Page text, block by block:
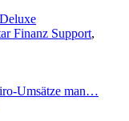
Finanz Support,
Umsätze man…